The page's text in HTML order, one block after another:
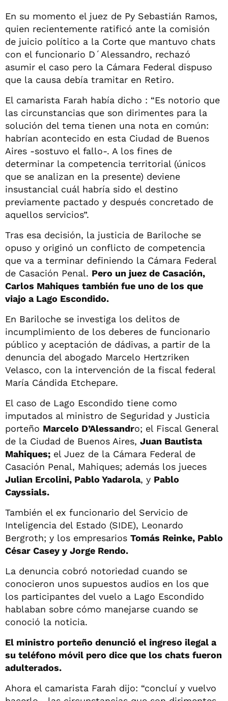
En su momento el juez de Py Sebastián Ramos,
quien recientemente ratificó ante la comisión
de juicio político a la Corte que mantuvo chats
con el funcionario D´Alessandro, rechazó
asumir el caso pero la Cámara Federal dispuso
que la causa debía tramitar en Retiro.
El camarista Farah había dicho : “Es notorio que
las circunstancias que son dirimentes para la
solución del tema tienen una nota en común:
habrían acontecido en esta Ciudad de Buenos
Aires -sostuvo el fallo-. A los fines de
determinar la competencia territorial (únicos
que se analizan en la presente) deviene
insustancial cuál habría sido el destino
previamente pactado y después concretado de
aquellos servicios”.
Tras esa decisión, la justicia de Bariloche se
opuso y originó un conflicto de competencia
que va a terminar definiendo la Cámara Federal
de Casación Penal. Pero un juez de Casación,
Carlos Mahiques también fue uno de los que
viajo a Lago Escondido.
En Bariloche se investiga los delitos de
incumplimiento de los deberes de funcionario
público y aceptación de dádivas, a partir de la
denuncia del abogado Marcelo Hertzriken
Velasco, con la intervención de la fiscal federal
María Cándida Etchepare.
El caso de Lago Escondido tiene como
imputados al ministro de Seguridad y Justicia
porteño Marcelo D’Alessandro; el Fiscal General
de la Ciudad de Buenos Aires, Juan Bautista
Mahiques; el Juez de la Cámara Federal de
Casación Penal, Mahiques; además los jueces
Julian Ercolini, Pablo Yadarola, y Pablo
Cayssials.
También el ex funcionario del Servicio de
Inteligencia del Estado (SIDE), Leonardo
Bergroth; y los empresarios Tomás Reinke, Pablo
César Casey y Jorge Rendo.
La denuncia cobró notoriedad cuando se
conocieron unos supuestos audios en los que
los participantes del vuelo a Lago Escondido
hablaban sobre cómo manejarse cuando se
conoció la noticia.
El ministro porteño denunció el ingreso ilegal a
su teléfono móvil pero dice que los chats fueron
adulterados.
Ahora el camarista Farah dijo: “concluí y vuelvo